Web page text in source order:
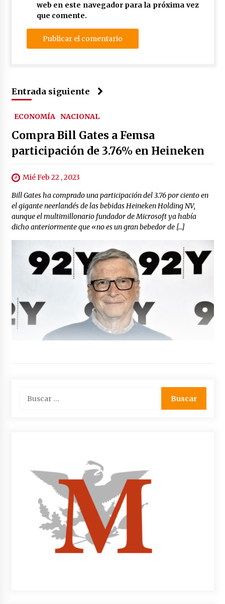
web en este navegador para la próxima vez
que comente.
Entrada siguiente
ECONOMÍA NACIONAL
Compra Bill Gates a Femsa
participación de 3.76% en Heineken
Mié Feb 22 , 2023
Bill Gates ha comprado una participación del 3.76 por ciento en
el gigante neerlandés de las bebidas Heineken Holding NV,
aunque el multimillonario fundador de Microsoft ya había
dicho anteriormente que «no es un gran bebedor de […]